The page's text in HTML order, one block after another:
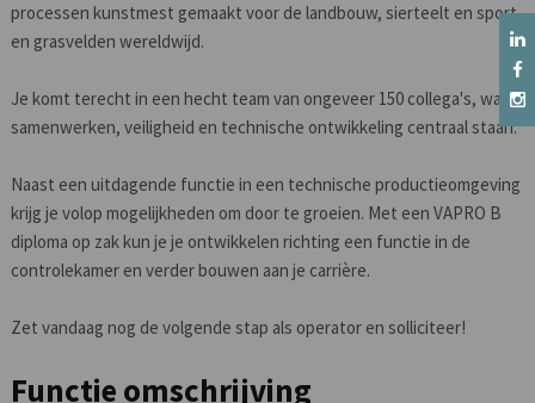
processen kunstmest gemaakt voor de landbouw, sierteelt en sport-
en grasvelden wereldwijd.
Je komt terecht in een hecht team van ongeveer 150 collega's, waar
samenwerken, veiligheid en technische ontwikkeling centraal staan.
Naast een uitdagende functie in een technische productieomgeving
krijg je volop mogelijkheden om door te groeien. Met een VAPRO B
diploma op zak kun je je ontwikkelen richting een functie in de
controlekamer en verder bouwen aan je carrière.
Zet vandaag nog de volgende stap als operator en solliciteer!
Functie omschrijving